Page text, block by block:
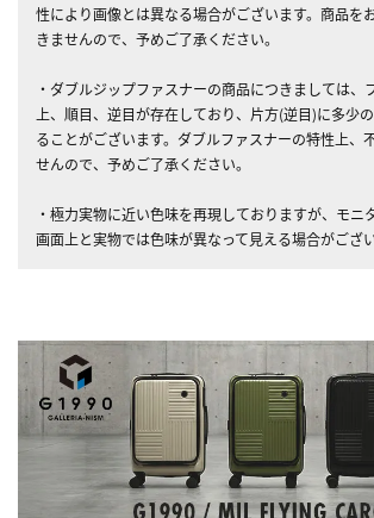
性により画像とは異なる場合がございます。商品を
きませんので、予めご了承ください。
・ダブルジップファスナーの商品につきましては、
上、順目、逆目が存在しており、片方(逆目)に多少
ることがございます。ダブルファスナーの特性上、
せんので、予めご了承ください。
・極力実物に近い色味を再現しておりますが、モニ
画面上と実物では色味が異なって見える場合がござい